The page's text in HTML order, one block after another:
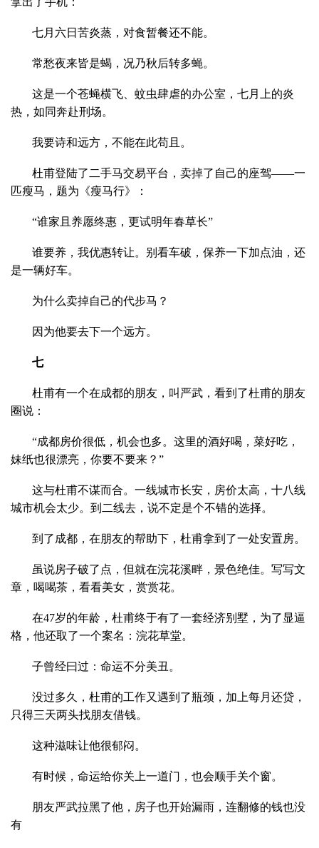
七月六日苦炎蒸，对食暂餐还不能。
常愁夜来皆是蝎，况乃秋后转多蝇。
这是一个苍蝇横飞、蚊虫肆虐的办公室，七月上的炎
热，如同奔赴刑场。
我要诗和远方，不能在此苟且。
杜甫登陆了二手马交易平台，卖掉了自己的座驾——一
匹瘦马，题为《瘦马行》：
“谁家且养愿终惠，更试明年春草长”
谁要养，我优惠转让。别看车破，保养一下加点油，还
是一辆好车。
为什么卖掉自己的代步马？
因为他要去下一个远方。
七
杜甫有一个在成都的朋友，叫严武，看到了杜甫的朋友
圈说：
“成都房价很低，机会也多。这里的酒好喝，菜好吃，
妹纸也很漂亮，你要不要来？”
这与杜甫不谋而合。一线城市长安，房价太高，十八线
城市机会太少。到二线去，说不定是个不错的选择。
到了成都，在朋友的帮助下，杜甫拿到了一处安置房。
虽说房子破了点，但就在浣花溪畔，景色绝佳。写写文
章，喝喝茶，看看美女，赏赏花。
在47岁的年龄，杜甫终于有了一套经济别墅，为了显逼
格，他还取了一个案名：浣花草堂。
子曾经曰过：命运不分美丑。
没过多久，杜甫的工作又遇到了瓶颈，加上每月还贷，
只得三天两头找朋友借钱。
这种滋味让他很郁闷。
有时候，命运给你关上一道门，也会顺手关个窗。
朋友严武拉黑了他，房子也开始漏雨，连翻修的钱也没
有